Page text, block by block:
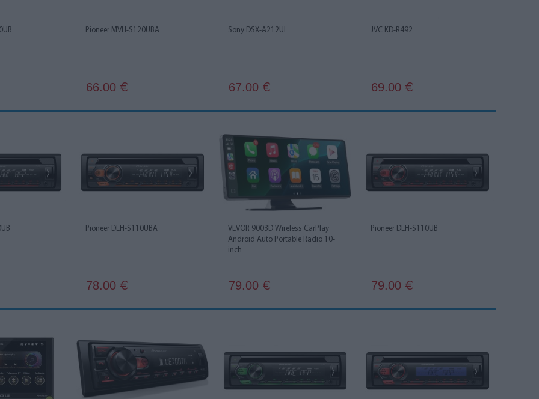
Pioneer MVH-S120UBA
66.00 €
Sony DSX-A212UI
67.00 €
JVC KD-R492
69.00 €
Pioneer DEH-S110UBA
78.00 €
VEVOR 9003D Wireless CarPlay
Android Auto Portable Radio 10-
inch
79.00 €
Pioneer DEH-S110UB
79.00 €